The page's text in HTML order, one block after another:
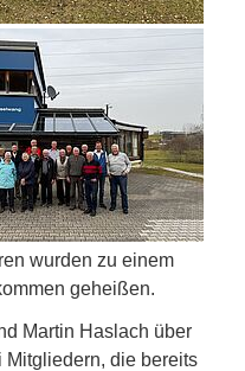
wurden zu einem
geheißen.
Martin Haslach über
die bereits